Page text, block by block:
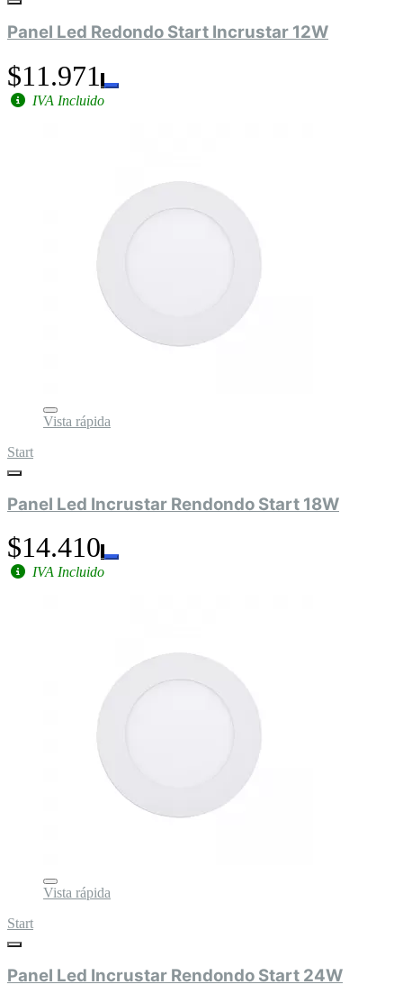
Panel Led Redondo Start Incrustar 12W
$11.971
IVA Incluido
Vista rápida
Start
Panel Led Incrustar Rendondo Start 18W
$14.410
IVA Incluido
Vista rápida
Start
Panel Led Incrustar Rendondo Start 24W